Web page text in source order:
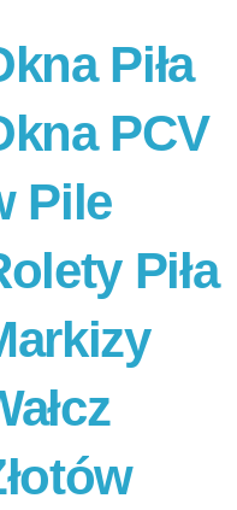
Piła
PCV
Pile
Piła